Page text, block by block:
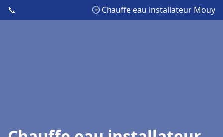
📞 🕒 Chauffe eau installateur Mouy